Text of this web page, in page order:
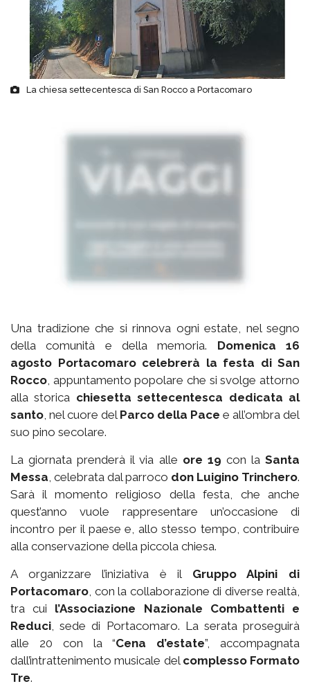
La chiesa settecentesca di San Rocco a Portacomaro
Una tradizione che si rinnova ogni estate, nel segno
della comunità e della memoria. Domenica 16
agosto Portacomaro celebrerà la festa di San
Rocco, appuntamento popolare che si svolge attorno
alla storica chiesetta settecentesca dedicata al
santo, nel cuore del Parco della Pace e all’ombra del
suo pino secolare.
La giornata prenderà il via alle ore 19 con laSanta
Messa, celebrata dal parroco don Luigino Trinchero.
Sarà il momento religioso della festa, che anche
quest’anno vuole rappresentare un’occasione di
incontro per il paese e, allo stesso tempo, contribuire
alla conservazione della piccola chiesa.
A organizzare l’iniziativa è il Gruppo Alpini di
Portacomaro, con la collaborazione di diverse realtà,
tra cui l’Associazione Nazionale Combattenti e
Reduci, sede di Portacomaro. La serata proseguirà
alle 20 con la “Cena d’estate”, accompagnata
dall’intrattenimento musicale del complesso Formato
Tre.